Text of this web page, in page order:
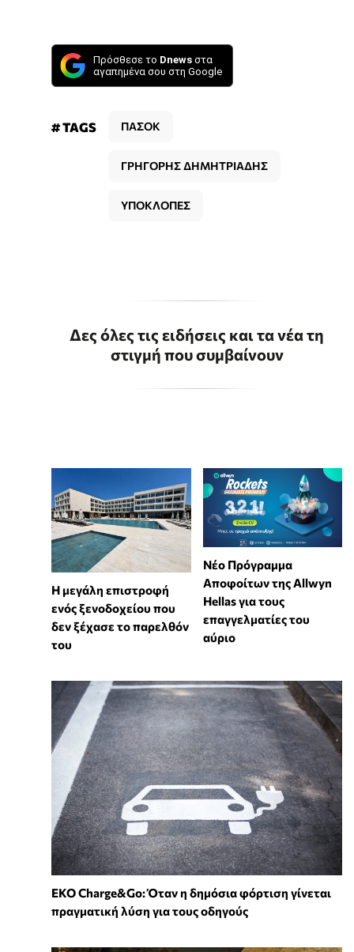
Πρόσθεσε το Dnews στα
αγαπημένα σου στη Google
# TAGS ΠΑΣΟΚ
ΓΡΗΓΟΡΗΣ ΔΗΜΗΤΡΙΑΔΗΣ
ΥΠΟΚΛΟΠΕΣ
Δες όλες τις ειδήσεις και τα νέα τη
στιγμή που συμβαίνουν
Η μεγάλη επιστροφή
ενός ξενοδοχείου που
δεν ξέχασε το παρελθόν
του
Νέο Πρόγραμμα
Αποφοίτων της Allwyn
Hellas για τους
επαγγελματίες του
αύριο
EKO Charge&Go: Όταν η δημόσια φόρτιση γίνεται
πραγματική λύση για τους οδηγούς